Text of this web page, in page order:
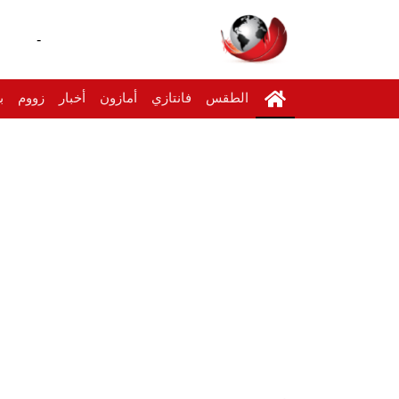
-
الطقس فانتازي أمازون أخبار زووم